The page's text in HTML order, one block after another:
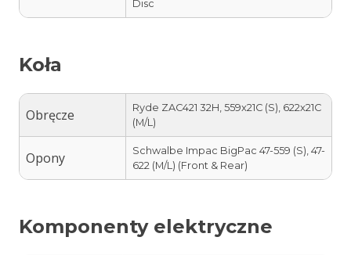
Disc
Koła
Obręcze
Ryde ZAC421 32H, 559x21C (S), 622x21C
(M/L)
Opony
Schwalbe Impac BigPac 47-559 (S), 47-
622 (M/L) (Front & Rear)
Komponenty elektryczne